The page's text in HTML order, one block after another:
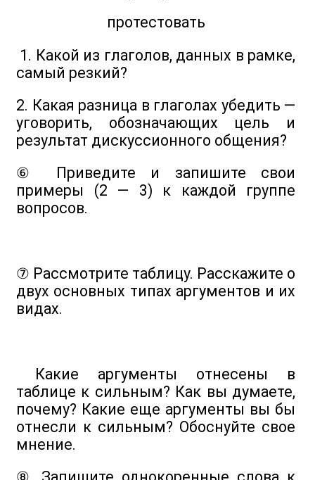
протестовать
1. Какой из глаголов, данных в рамке,
самый резкий?
2. Какая разница в глаголах убедить —
уговорить, обозначающих цель и
результат дискуссионного общения?
⑥ Приведите и запишите свои
примеры (2 — 3) к каждой группе
вопросов.
⑦ Рассмотрите таблицу. Расскажите о
двух основных типах аргументов и их
видах.
Какие аргументы отнесены в
таблице к сильным? Как вы думаете,
почему? Какие еще аргументы вы бы
отнесли к сильным? Обоснуйте свое
мнение.